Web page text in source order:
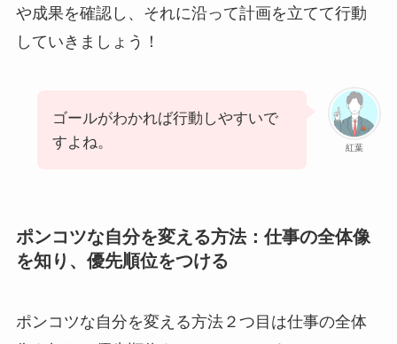
や成果を確認し、それに沿って計画を立てて行動
していきましょう！
紅葉
ゴールがわかれば行動しやすいで
すよね。
ポンコツな自分を変える方法：仕事の全体像
を知り、優先順位をつける
ポンコツな自分を変える方法２つ目は仕事の全体